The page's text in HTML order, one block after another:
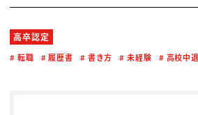
高卒認定
転職 履歴書 書き方 未経験 高校中退